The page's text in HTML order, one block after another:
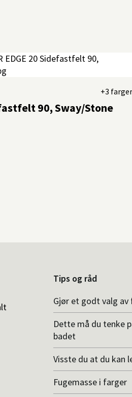
90, Sway/Stone
+3 farger
Tips og råd
Gjør et godt valg
Dette må du tenke
badet
Visste du at du kan
Fugemasse i farger